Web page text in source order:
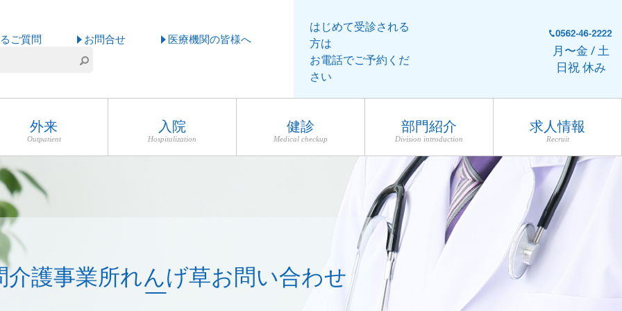
ご質問 お問合せ 医療機関の皆様へ
はじめて受診される
方は
お電話でご予約くだ
さい
月〜金 / 土
日祝 休み
外来
Outpatient
入院
Hospitalization
健診
Medical checkup
部門紹介
Division introduction
求人情報
Recruit
介護事業所れんげ草お問い合わせ